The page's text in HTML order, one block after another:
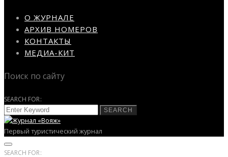
О ЖУРНАЛЕ
АРХИВ НОМЕРОВ
КОНТАКТЫ
МЕДИА-КИТ
Поиск по сайту
SEARCH FOR:
SEARCH
Первый туристический журнал
SEARCH FOR: